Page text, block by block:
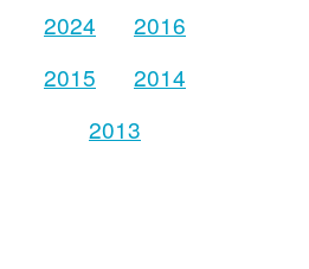
2024
2016
2015
2014
2013